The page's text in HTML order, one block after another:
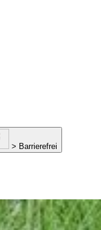
> Barrierefrei